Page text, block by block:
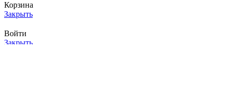
Корзина
Закрыть
Войти
Закрыть